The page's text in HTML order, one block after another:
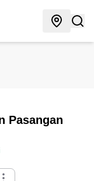
Pasangan